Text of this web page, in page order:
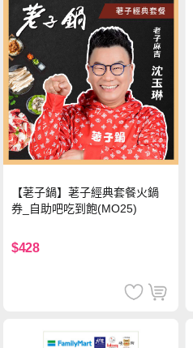
【荖子鍋】荖子經典套餐火鍋
券_自助吧吃到飽(MO25)
$428